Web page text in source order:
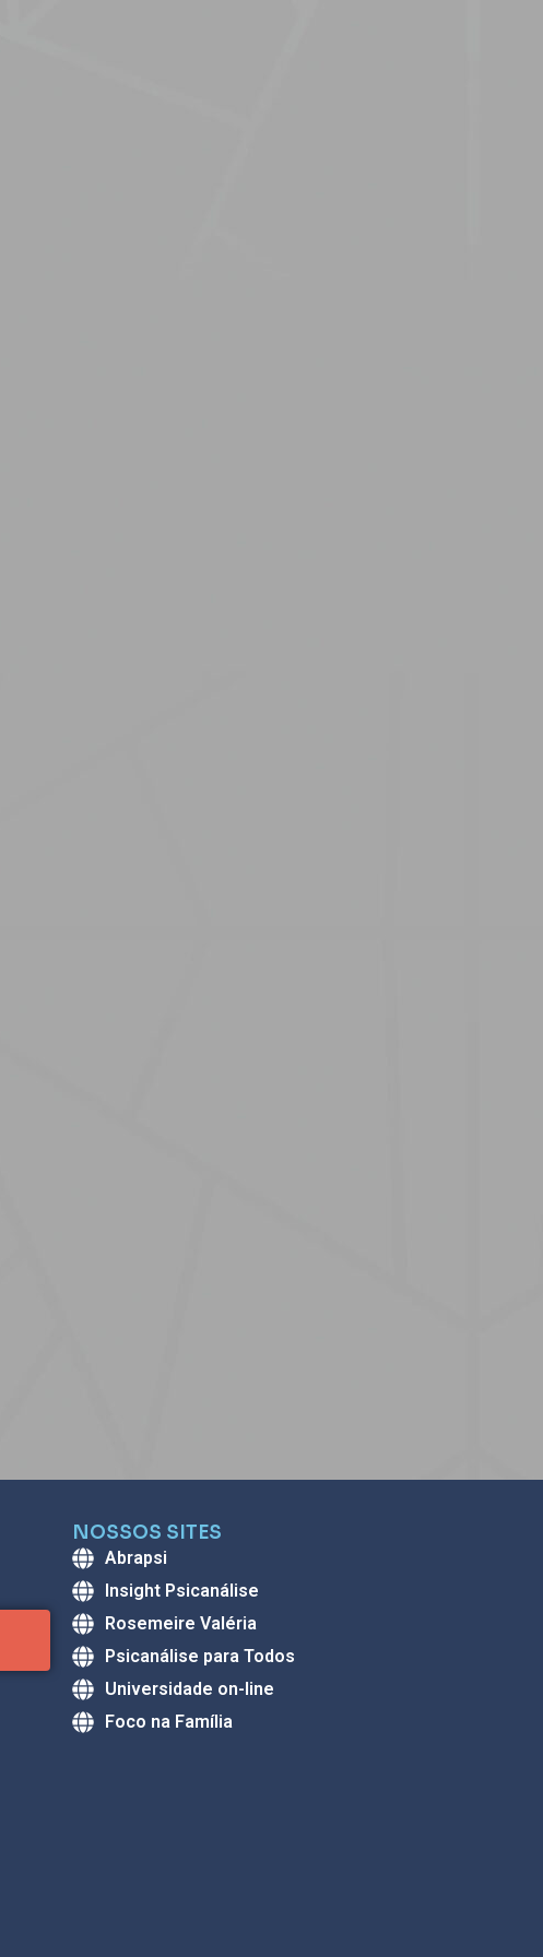
NOSSOS SITES
Abrapsi
Insight Psicanálise
Rosemeire Valéria
Psicanálise para Todos
Universidade on-line
Foco na Família